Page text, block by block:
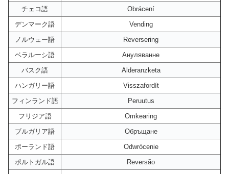
チェコ語
Obrácení
デンマーク語
Vending
ノルウェー語
Reversering
ベラルーシ語
Ануляванне
バスク語
Alderanzketa
ハンガリー語
Visszafordít
フィンランド語
Peruutus
フリジア語
Omkearing
ブルガリア語
Обръщане
ポーランド語
Odwrócenie
ポルトガル語
Reversão